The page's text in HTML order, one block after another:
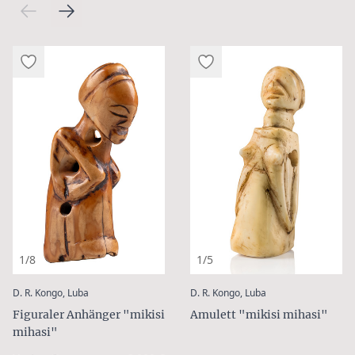
1/8
D. R. Kongo, Luba
Figuraler Anhänger "mikisi
mihasi"
1/5
D. R. Kongo, Luba
Amulett "mikisi mihasi"